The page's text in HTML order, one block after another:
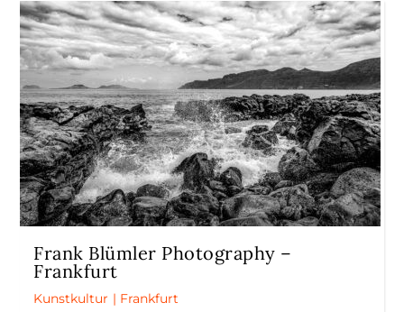
Frank Blümler Photography –
Frankfurt
Kunstkultur | Frankfurt